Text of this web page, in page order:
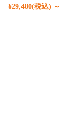
¥29,480(税込) ～